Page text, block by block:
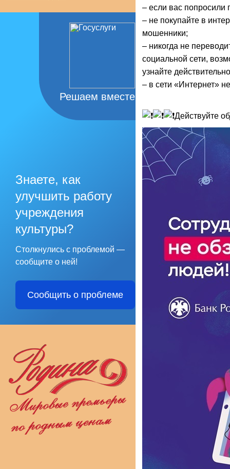
Решаем вместе
Знаете, как
улучшить работу
учреждения
культуры?
Столкнулись с проблемой —
сообщите о ней!
Сообщить о проблеме
– если вас попросили
– не покупайте в
мошенники;
– никогда не
социальной сети,
узнайте
– в сети «Интернет»
Действуйте